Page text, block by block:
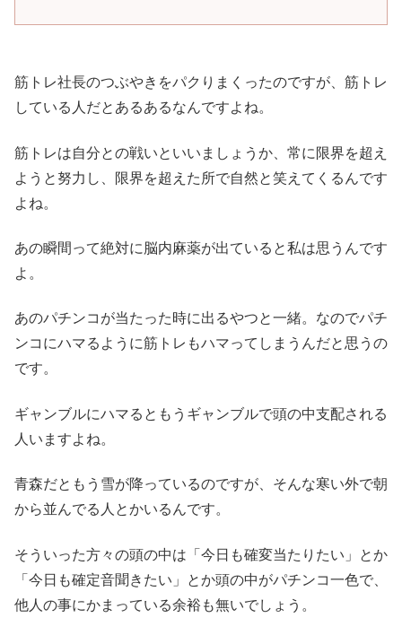
筋トレ社長のつぶやきをパクりまくったのですが、筋トレ
している人だとあるあるなんですよね。
筋トレは自分との戦いといいましょうか、常に限界を超え
ようと努力し、限界を超えた所で自然と笑えてくるんです
よね。
あの瞬間って絶対に脳内麻薬が出ていると私は思うんです
よ。
あのパチンコが当たった時に出るやつと一緒。なのでパチ
ンコにハマるように筋トレもハマってしまうんだと思うの
です。
ギャンブルにハマるともうギャンブルで頭の中支配される
人いますよね。
青森だともう雪が降っているのですが、そんな寒い外で朝
から並んでる人とかいるんです。
そういった方々の頭の中は「今日も確変当たりたい」とか
「今日も確定音聞きたい」とか頭の中がパチンコ一色で、
他人の事にかまっている余裕も無いでしょう。